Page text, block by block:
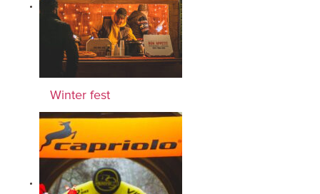
Winter fest